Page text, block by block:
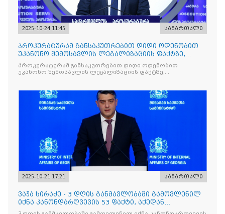
2025-10-24 11:45 სამართალი
პროკურატურამ განსაკუთრებით დიდი ოდენობით
უკანონო შემოსავლის ლეგალიზაციის ფაქტზე,
საქართველოს ყოფილ პ
პროკურატურამ განსაკუთრებით დიდი ოდენობით
უკანონო შემოსავლის ლეგალიზაციის ფაქტზე,
2025-10-21 17:21 სამართალი
ვაჟა სირაძე - 3 დღის განმავლობაში გამოვლენილ
იქნა კანონდარღვევის 53 ფაქტი, აქედან
სამართალდამრღვევია